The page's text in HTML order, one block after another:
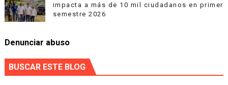
impacta a más de 10 mil ciudadanos en primer
semestre 2026
Denunciar abuso
BUSCAR ESTE BLOG